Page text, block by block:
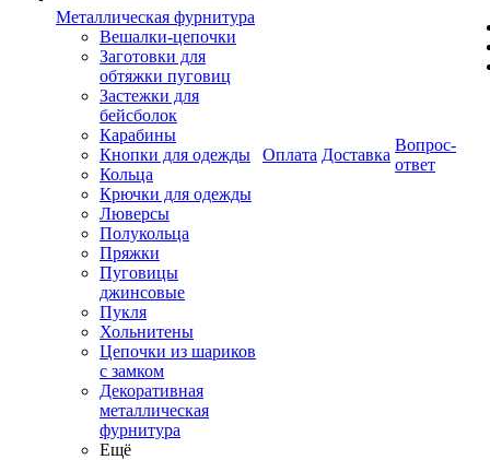
Металлическая фурнитура
Вешалки-цепочки
Заготовки для
обтяжки пуговиц
Застежки для
бейсболок
Карабины
Кнопки для одежды
Кольца
Крючки для одежды
Люверсы
Полукольца
Пряжки
Пуговицы
джинсовые
Пукля
Хольнитены
Цепочки из шариков
с замком
Декоративная
металлическая
фурнитура
Ещё
Оплата Доставка
Вопрос-
ответ